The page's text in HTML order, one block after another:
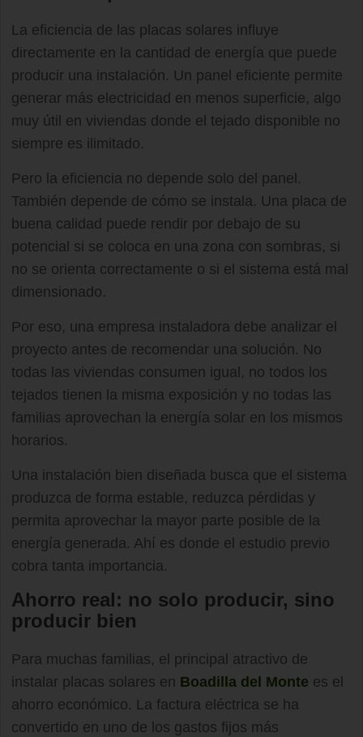
La eficiencia de las placas solares influye
directamente en la cantidad de energía que puede
producir una instalación. Un panel eficiente permite
generar más electricidad en menos superficie, algo
muy útil en viviendas donde el tejado disponible no
siempre es ilimitado.
Pero la eficiencia no depende solo del panel.
También depende de cómo se instala. Una placa de
buena calidad puede rendir por debajo de su
potencial si se coloca en una zona con sombras, si
no se orienta correctamente o si el sistema está mal
dimensionado.
Por eso, una empresa instaladora debe analizar el
proyecto antes de recomendar una solución. No
todas las viviendas consumen igual, no todos los
tejados tienen la misma exposición y no todas las
familias aprovechan la energía solar en los mismos
horarios.
Una instalación bien diseñada busca que el sistema
produzca de forma estable, reduzca pérdidas y
permita aprovechar la mayor parte posible de la
energía generada. Ahí es donde el estudio previo
cobra tanta importancia.
Ahorro real: no solo producir, sino
producir bien
Para muchas familias, el principal atractivo de
instalar placas solares en Boadilla del Monte es el
ahorro económico. La factura eléctrica se ha
convertido en uno de los gastos fijos más